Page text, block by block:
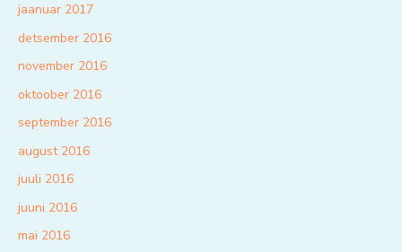
jaanuar 2017
detsember 2016
november 2016
oktoober 2016
september 2016
august 2016
juuli 2016
juuni 2016
mai 2016